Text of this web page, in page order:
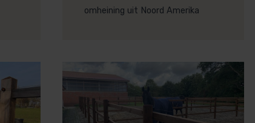
omheining uit Noord Amerika